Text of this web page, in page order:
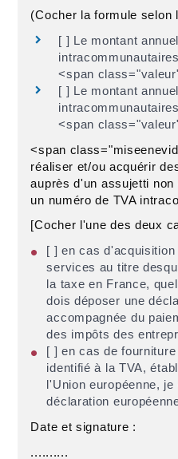
(Cocher la formule selon
[ ] Le montant
<span
[ ] Le montant
<span
<span
réaliser et/ou acquérir
auprès d'un assujetti
un numéro de TVA
[Cocher l'une des deux
[ ] en cas
services au titre
la taxe en France,
dois déposer une
accompagnée du
des impôts des
[ ] en cas de
identifié à la TVA,
l'Union européenne,
déclaration
Date et signature :
..........